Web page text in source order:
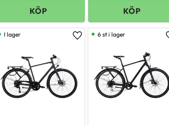
till i favoriter Lägg till i favoriter
I lager 6 st i lager